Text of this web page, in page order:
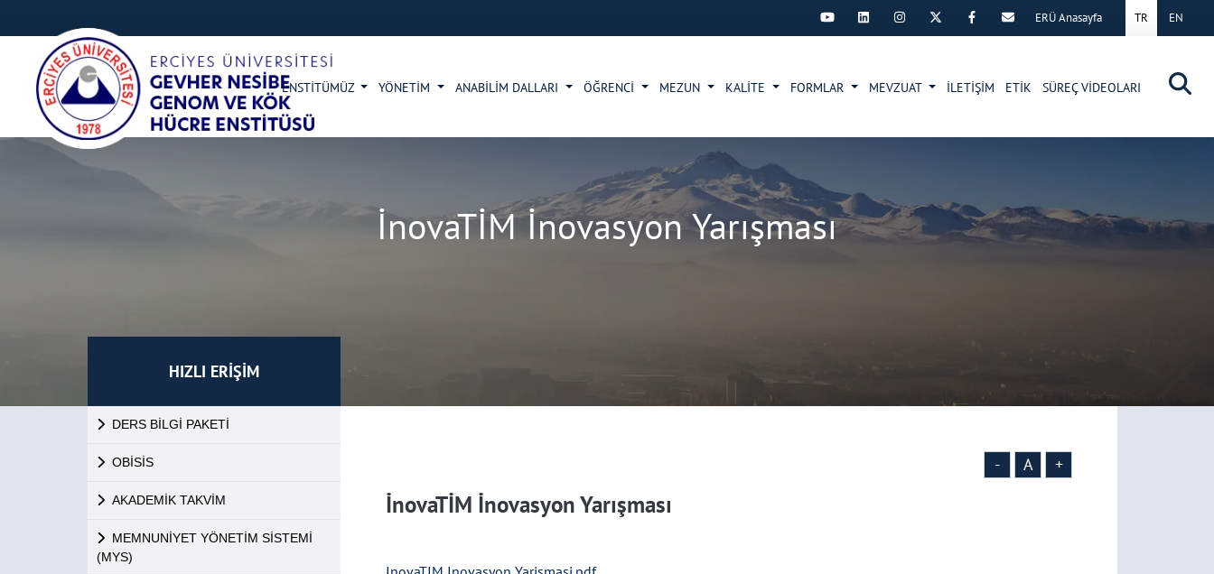
×
TR EN
ERÜ Anasayfa
ENSTİTÜMÜZ YÖNETİM ANABİLİM DALLARI ÖĞRENCİ MEZUN KALİTE FORMLAR MEVZUAT İLETİŞİM ETİK SÜREÇ VİDEOLARI
İnovaTİM İnovasyon Yarışması
HIZLI ERİŞİM
DERS BİLGİ PAKETİ
OBİSİS
AKADEMİK TAKVİM
MEMNUNİYET YÖNETİM SİSTEMİ
(MYS)
- A +
İnovaTİM İnovasyon Yarışması